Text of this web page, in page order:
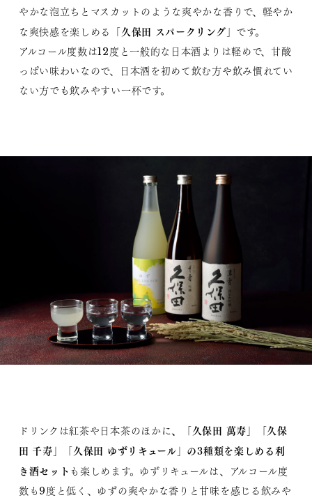
やかな泡立ちとマスカットのような爽やかな香りで、軽やか
な爽快感を楽しめる「久保田 スパークリング 」です。
アルコール度数は12度と一般的な日本酒よりは軽めで、甘酸
っぱい味わいなので、日本酒を初めて飲む方や飲み慣れてい
ない方でも飲みやすい一杯です。
ドリンクは紅茶や日本茶のほかに、「久保田 萬寿」「久保
田 千寿」「久保田 ゆずリキュール」の3種類を楽しめる利
き酒セット も楽しめます。ゆずリキュールは、アルコール度
数も9度と低く、ゆずの爽やかな香りと甘味を感じる飲みや